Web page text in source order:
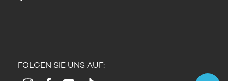
FOLGEN SIE UNS AUF: